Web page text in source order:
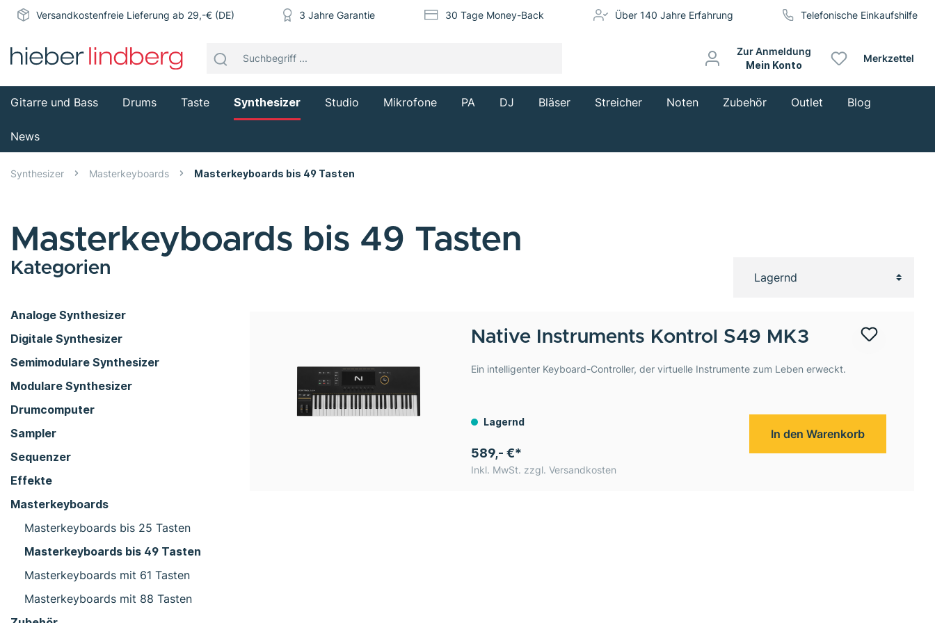
Versandkostenfreie Lieferung ab 29,-€ (DE) 3 Jahre Garantie 30 Tage Money-Back Über 140 Jahre Erfahrung Telefonische Einkaufshilfe
Zur Anmeldung
Mein Konto
Merkzettel
Gitarre und Bass Drums Taste Synthesizer Studio Mikrofone PA DJ Bläser Streicher Noten Zubehör Outlet Blog
News
Synthesizer Masterkeyboards Masterkeyboards bis 49 Tasten
Masterkeyboards bis 49 Tasten
Kategorien
Analoge Synthesizer
Digitale Synthesizer
Semimodulare Synthesizer
Modulare Synthesizer
Drumcomputer
Sampler
Sequenzer
Effekte
Masterkeyboards
Masterkeyboards bis 25 Tasten
Masterkeyboards bis 49 Tasten
Masterkeyboards mit 61 Tasten
Masterkeyboards mit 88 Tasten
Native Instruments Kontrol S49 MK3
Ein intelligenter Keyboard-Controller, der virtuelle Instrumente zum Leben erweckt.
Lagernd
589,- €*
Inkl. MwSt. zzgl. Versandkosten
In den Warenkorb